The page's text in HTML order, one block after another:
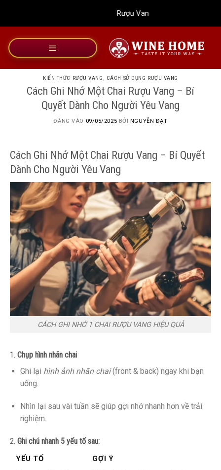
dung
Rượu Vang Wine Home
KIẾN THỨC RƯỢU VANG , CÁCH SỬ DỤNG RƯỢU VANG
Cách Ghi Nhớ Một Chai Rượu Vang – Bí
Quyết Dành Cho Người Yêu Vang
ĐĂNG VÀO 09/05/2025 BỞI NGUYỄN ĐẠT
Cách Ghi Nhớ Một Chai Rượu Vang – Bí Quyết
Dành Cho Người Yêu Vang
CÁCH GHI NHỚ 1 CHAI RƯỢU VANG HIỆU QUẢ
1. Chụp hình nhãn chai
Ghi lại hình ảnh nhãn chai(front & back) ngay khi bạn
uống.
Nhìn lại sau vài tuần sẽ giúp gợi nhớ nhanh hơn về trải
nghiệm.
2. Ghi chú nhanh 5 yếu tố sau:
YẾU TỐ
GỢI Ý